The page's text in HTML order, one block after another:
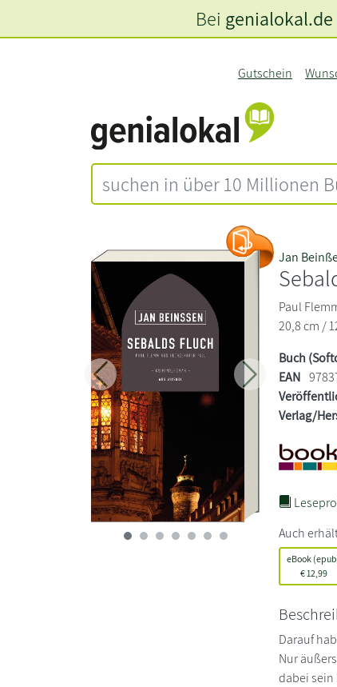
Gutschein
Bei genialokal.de
Zurück Weiter
Jan
Paul
20,8 cm /
Buch
EAN
Verlag/
Auch
eBook
€12,99
Darauf
Nur
dabei sein